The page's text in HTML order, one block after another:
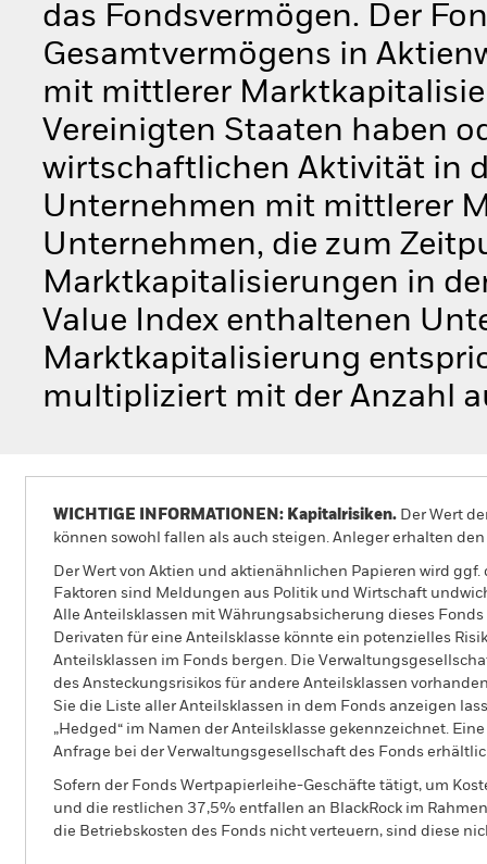
das Fondsvermögen. Der
Gesamtvermögens in
mit mittlerer
Vereinigten Staaten haben
wirtschaftlichen Aktivität in
Unternehmen mit mittlerer
Unternehmen, die zum
Marktkapitalisierungen in
Value Index enthaltenen
Marktkapitalisierung
multipliziert mit der Anzahl
WICHTIGE INFORMATIONEN: Kapitalrisiken. Der Wert
können sowohl fallen als auch steigen. Anleger erhalten
Der Wert von Aktien und aktienähnlichen Papieren wird
Faktoren sind Meldungen aus Politik und Wirtschaft
Alle Anteilsklassen mit Währungsabsicherung dieses
Derivaten für eine Anteilsklasse könnte ein potenzielles
Anteilsklassen im Fonds bergen. Die
des Ansteckungsrisikos für andere Anteilsklassen
Sie die Liste aller Anteilsklassen in dem Fonds anzeigen
„Hedged“ im Namen der Anteilsklasse gekennzeichnet.
Anfrage bei der Verwaltungsgesellschaft des Fonds
Sofern der Fonds Wertpapierleihe-Geschäfte tätigt, um
und die restlichen 37,5% entfallen an BlackRock im
die Betriebskosten des Fonds nicht verteuern, sind diese